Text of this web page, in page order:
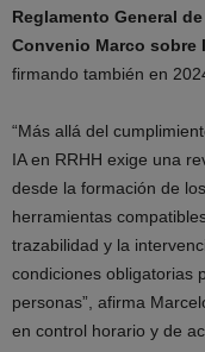
Reglamento General
Convenio Marco sobre
firmando también en
“Más allá del
IA en RRHH exige una
desde la formación de
herramientas
trazabilidad y la
condiciones obligatorias
personas”, afirma
en control horario y de